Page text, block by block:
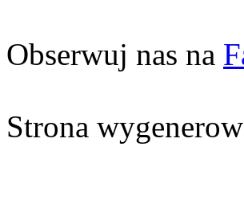
Obserwuj nas na
Strona